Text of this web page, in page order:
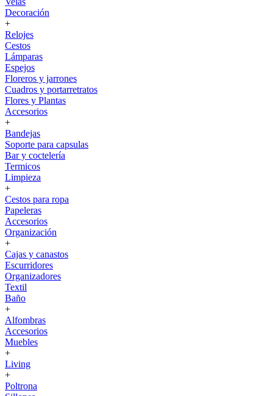
Decoración
+
Relojes
Cestos
Lámparas
Espejos
Floreros y jarrones
Cuadros y portarretratos
Flores y Plantas
Accesorios
+
Bandejas
Soporte para capsulas
Bar y coctelería
Termicos
Limpieza
+
Cestos para ropa
Papeleras
Accesorios
Organización
+
Cajas y canastos
Escurridores
Organizadores
Textil
Baño
+
Alfombras
Accesorios
Muebles
+
Living
+
Poltrona